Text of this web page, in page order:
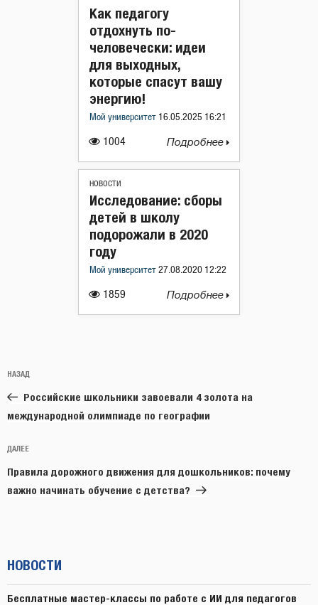
1004
Как педагогу
отдохнуть по-
человечески: идеи
для выходных,
которые спасут вашу
энергию!
Мой университет 16.05.2025 16:21
Подробнее
НОВОСТИ
1859
Исследование: сборы
детей в школу
подорожали в 2020
году
Мой университет 27.08.2020 12:22
Подробнее
по
записям
Предыдущая
запись:
НАЗАД
Российские школьники завоевали 4 золота на
международной олимпиаде по географии
Следующая
запись
ДАЛЕЕ
Правила дорожного движения для дошкольников: почему
важно начинать обучение с детства?
НОВОСТИ
Бесплатные мастер-классы по работе с ИИ для педагогов